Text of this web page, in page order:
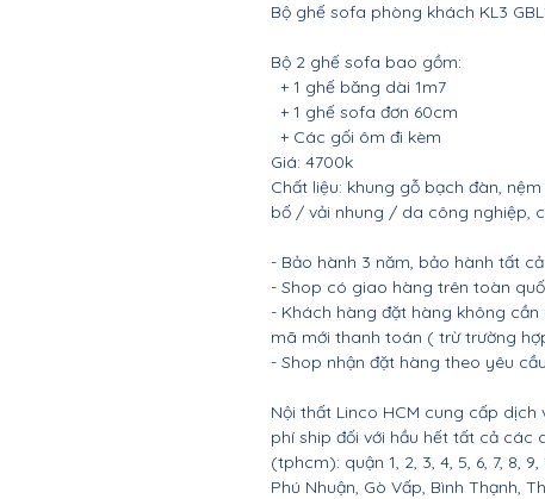
Bộ ghế sofa phòng khách KL3
Bộ 2 ghế sofa bao gồm:
+ 1 ghế băng dài 1m7
+ 1 ghế sofa đơn 60cm
+ Các gối ôm đi kèm
Giá: 4700k
Chất liệu: khung gỗ bạch đàn,
bố / vải nhung / da công nghiệp,
- Bảo hành 3 năm, bảo hành tất
- Shop có giao hàng trên toàn
- Khách hàng đặt hàng không
mã mới thanh toán ( trừ trường
- Shop nhận đặt hàng theo yêu
Nội thất Linco HCM cung cấp
phí ship đối với hầu hết tất cả các
(tphcm): quận 1, 2, 3, 4, 5, 6, 7, 8,
Phú Nhuận, Gò Vấp, Bình Thạnh,